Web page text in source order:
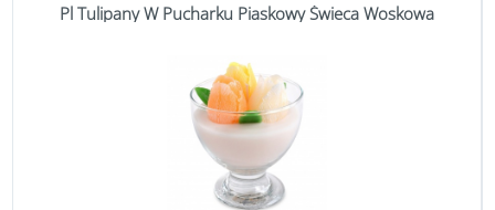
Pl Tulipany W Pucharku Piaskowy Świeca Woskowa